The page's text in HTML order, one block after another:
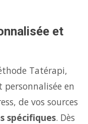
et
Tatérapi,
personnalisée en
de vos sources
spécifiques. Dès